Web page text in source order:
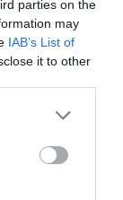
parties on the
may
IAB’s List of
it to other
y en los
entre ellas